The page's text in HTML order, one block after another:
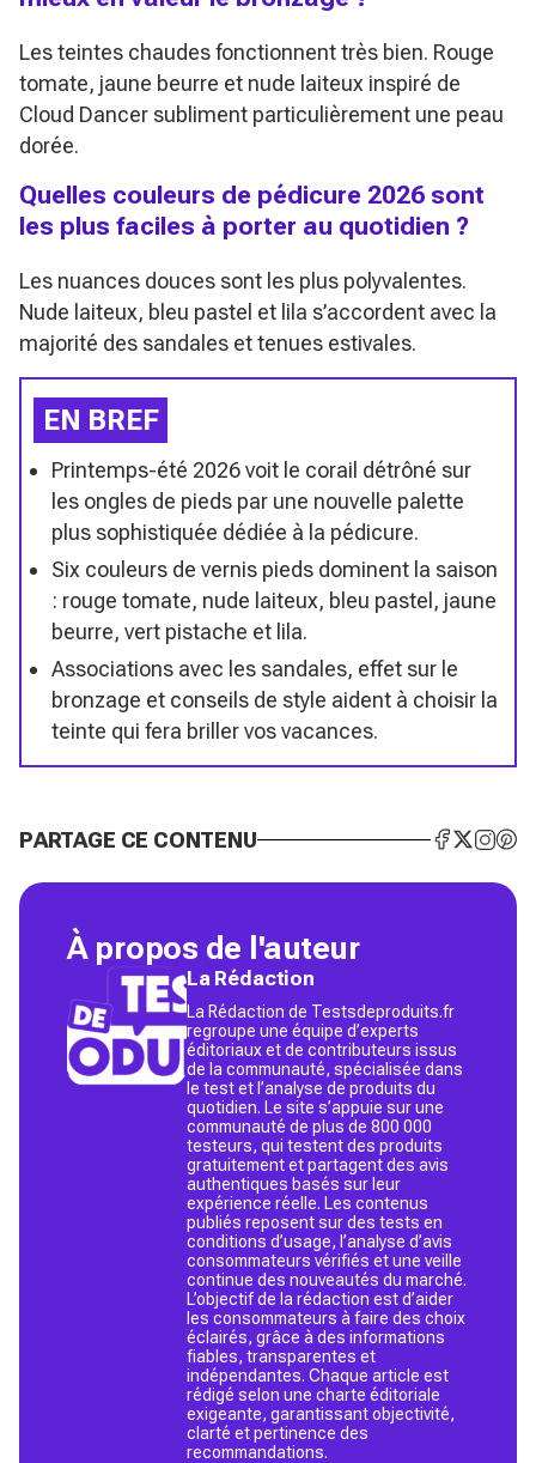
Les teintes chaudes fonctionnent très bien. Rouge
tomate, jaune beurre et nude laiteux inspiré de
Cloud Dancer subliment particulièrement une peau
dorée.
Quelles couleurs de pédicure 2026 sont
les plus faciles à porter au quotidien ?
Les nuances douces sont les plus polyvalentes.
Nude laiteux, bleu pastel et lila s’accordent avec la
majorité des sandales et tenues estivales.
EN BREF
Printemps-été 2026 voit le corail détrôné sur
les ongles de pieds par une nouvelle palette
plus sophistiquée dédiée à la pédicure.
Six couleurs de vernis pieds dominent la saison
: rouge tomate, nude laiteux, bleu pastel, jaune
beurre, vert pistache et lila.
Associations avec les sandales, effet sur le
bronzage et conseils de style aident à choisir la
teinte qui fera briller vos vacances.
PARTAGE CE CONTENU
À propos de l'auteur
La Rédaction
La Rédaction de Testsdeproduits.fr
regroupe une équipe d’experts
éditoriaux et de contributeurs issus
de la communauté, spécialisée dans
le test et l’analyse de produits du
quotidien. Le site s’appuie sur une
communauté de plus de 800 000
testeurs, qui testent des produits
gratuitement et partagent des avis
authentiques basés sur leur
expérience réelle. Les contenus
publiés reposent sur des tests en
conditions d’usage, l’analyse d’avis
consommateurs vérifiés et une veille
continue des nouveautés du marché.
L’objectif de la rédaction est d’aider
les consommateurs à faire des choix
éclairés, grâce à des informations
fiables, transparentes et
indépendantes. Chaque article est
rédigé selon une charte éditoriale
exigeante, garantissant objectivité,
clarté et pertinence des
recommandations.